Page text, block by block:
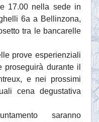
17.00 nella sede in
6a a Bellinzona,
tra le bancarelle
prove esperienziali
durante il
e nei prossimi
cena degustativa
saranno